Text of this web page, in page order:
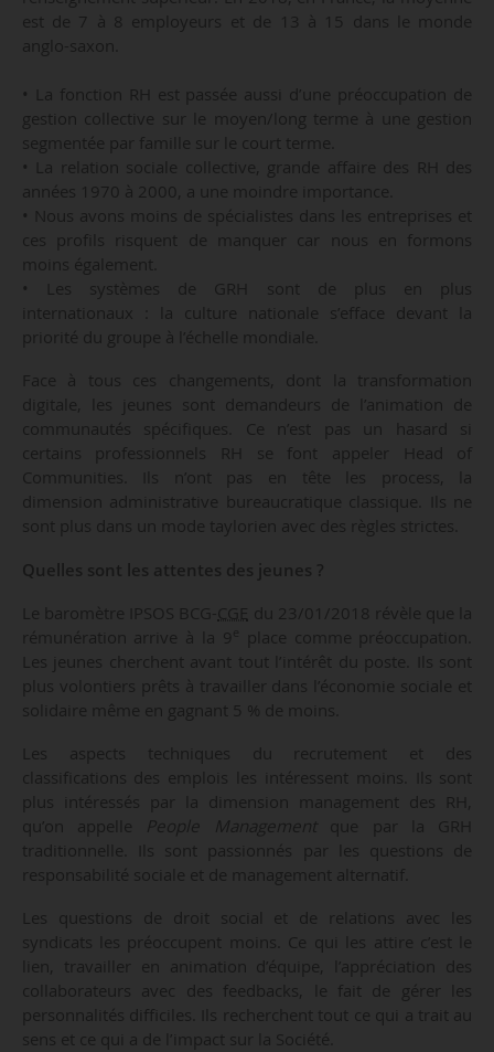
est de 7 à 8 employeurs et de 13 à 15 dans le monde
anglo-saxon.
• La fonction RH est passée aussi d’une préoccupation de
gestion collective sur le moyen/long terme à une gestion
segmentée par famille sur le court terme.
• La relation sociale collective, grande affaire des RH des
années 1970 à 2000, a une moindre importance.
• Nous avons moins de spécialistes dans les entreprises et
ces profils risquent de manquer car nous en formons
moins également.
• Les systèmes de GRH sont de plus en plus
internationaux : la culture nationale s’efface devant la
priorité du groupe à l’échelle mondiale.
Face à tous ces changements, dont la transformation
digitale, les jeunes sont demandeurs de l’animation de
communautés spécifiques. Ce n’est pas un hasard si
certains professionnels RH se font appeler Head of
Communities. Ils n’ont pas en tête les process, la
dimension administrative bureaucratique classique. Ils ne
sont plus dans un mode taylorien avec des règles strictes.
Quelles sont les attentes des jeunes ?
Le baromètre IPSOS BCG- CGE du 23/01/2018 révèle que la
rémunération arrive à la 9
place comme préoccupation.
Les jeunes cherchent avant tout l’intérêt du poste. Ils sont
plus volontiers prêts à travailler dans l’économie sociale et
solidaire même en gagnant 5 % de moins.
Les aspects techniques du recrutement et des
classifications des emplois les intéressent moins. Ils sont
plus intéressés par la dimension management des RH,
qu’on appelle People Management que par la GRH
traditionnelle. Ils sont passionnés par les questions de
responsabilité sociale et de management alternatif.
Les questions de droit social et de relations avec les
syndicats les préoccupent moins. Ce qui les attire c’est le
lien, travailler en animation d’équipe, l’appréciation des
collaborateurs avec des feedbacks, le fait de gérer les
personnalités difficiles. Ils recherchent tout ce qui a trait au
sens et ce qui a de l’impact sur la Société.